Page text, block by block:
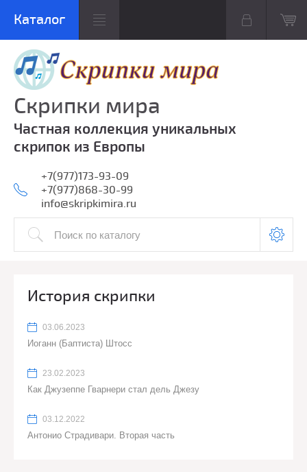
Скрипки мира
Частная коллекция уникальных
скрипок из Европы
+7(977)173-93-09
+7(977)868-30-99
info@skripkimira.ru
История скрипки
03.06.2023
Иоганн (Баптиста) Штосс
23.02.2023
Как Джузеппе Гварнери стал дель Джезу
03.12.2022
Антонио Страдивари. Вторая часть